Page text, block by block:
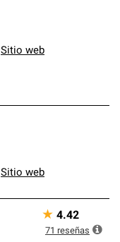
Sitio web
Sitio web
★ 4.42
71 reseñas